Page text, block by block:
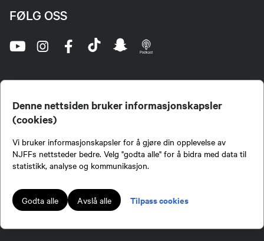
Denne nettsiden bruker informasjonskapsler
(cookies)
Vi bruker informasjonskapsler for å gjøre din opplevelse av
NJFFs nettsteder bedre. Velg "godta alle" for å bidra med data til
statistikk, analyse og kommunikasjon.
Godta alle Avslå alle Tilpass cookies
FØLG OSS
jegere og sportsfiskere og et av de viktigste miljøene for formidling av kunnskap om jakt og
fiske i Norge. Vi er en partipolitisk nøytral organisasjon, men har et sterkt jakt-, fiske-, og
naturpolitisk engasjement i mange saker.
Lokalforeninger tilsluttet Norges Jeger- og Fiskerforbund har ansvar for innhold de
publiserer på njff.no.